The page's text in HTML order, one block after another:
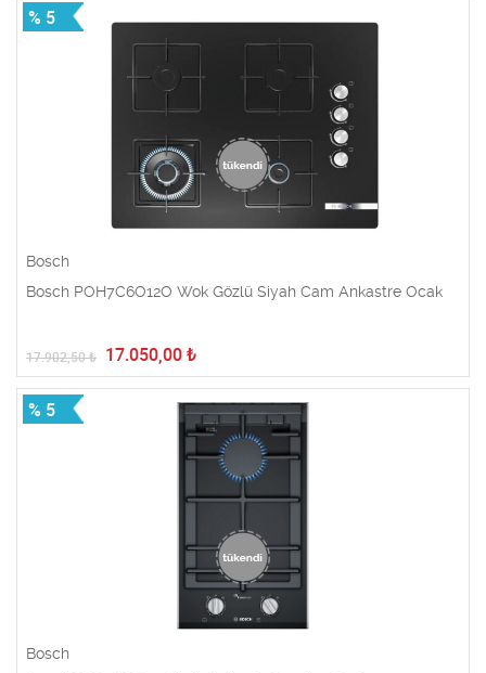
% 5
Bosch
Bosch POH7C6O12O Wok Gözlü Siyah Cam Ankastre Ocak
17.902,50₺ 17.050,00 ₺
% 5
Bosch